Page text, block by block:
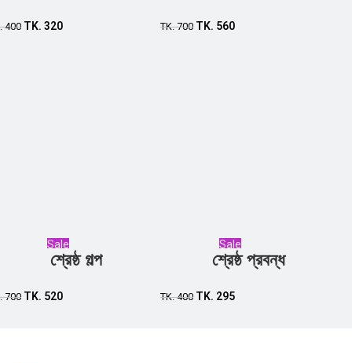
400 TK. 320 TK.700 TK. 560
Sale
শ্রেষ্ঠ গল্প
700 TK. 520
Sale
শ্রেষ্ঠ প্রবন্ধ
TK.400 TK. 295